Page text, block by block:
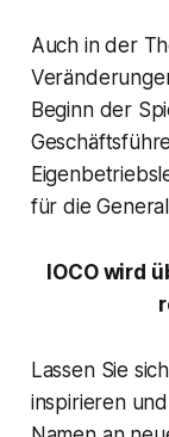
Auch in der
Beginn der
für die
IOCO wird
Lassen Sie
inspirieren